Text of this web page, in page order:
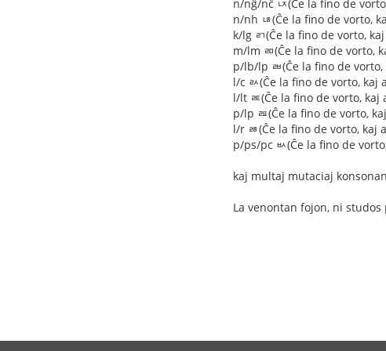
n/nĝ/nĉ ㄵ(Ĉe la fino de
n/nh ㄶ(Ĉe la fino de vorto,
k/lg ㄺ(Ĉe la fino de vorto,
m/lm ㄻ(Ĉe la fino de vorto,
p/lb/lp ㄼ(Ĉe la fino de
l/c ㄽ(Ĉe la fino de vorto, kaj
l/lt ㄾ(Ĉe la fino de vorto,
p/lp ㄿ(Ĉe la fino de vorto,
l/r ㅀ(Ĉe la fino de vorto, kaj
p/ps/pc ㅄ(Ĉe la fino de
kaj multaj mutaciaj
La venontan fojon, ni